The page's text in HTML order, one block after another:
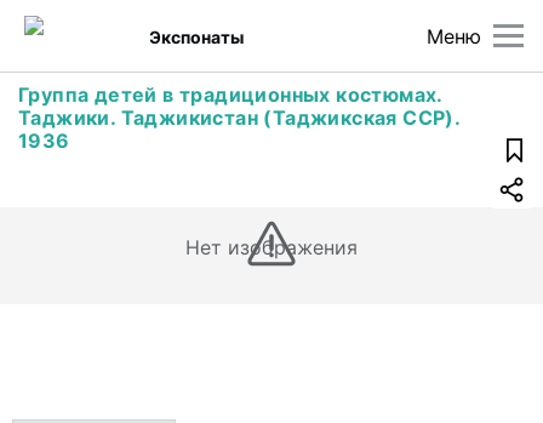
Меню
Экспонаты
Группа детей в традиционных костюмах.
Таджики. Таджикистан (Таджикская ССР).
1936
Нет изображения